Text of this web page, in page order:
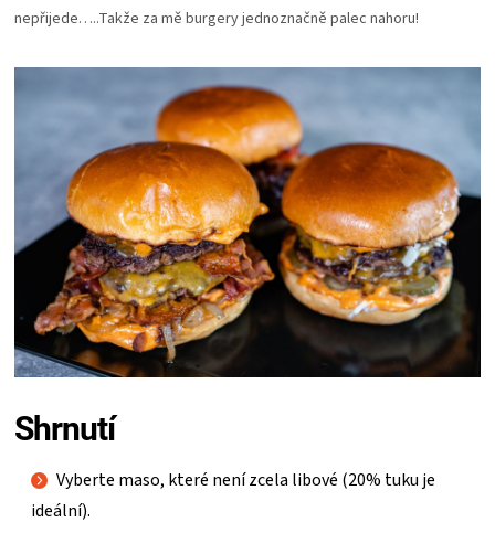
nepřijede…..Takže za mě burgery jednoznačně palec nahoru!
Shrnutí
Vyberte maso, které není zcela libové (20% tuku je
ideální).